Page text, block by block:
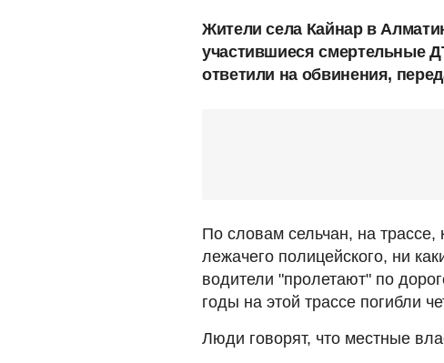
Жители села Кайнар в
участившиеся смертельные
ответили на обвинения,
По словам сельчан, на трассе,
лежачего полицейского, ни
водители "пролетают" по
годы на этой трассе погибли
Люди говорят, что местные